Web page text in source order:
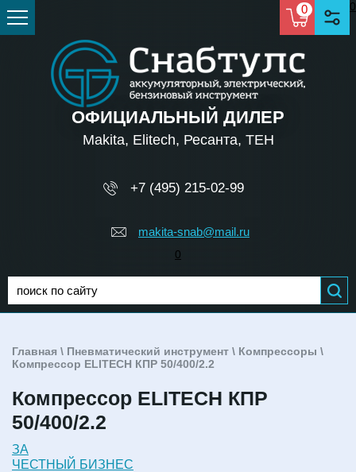
0 0
ОФИЦИАЛЬНЫЙ ДИЛЕР
Makita, Elitech, Ресанта, TEH
+7 (495) 215-02-99
makita-snab@mail.ru
0
Главная \ Пневматический инструмент \ Компрессоры \
Компрессор ELITECH КПР 50/400/2.2
Компрессор ELITECH КПР
50/400/2.2
ЗА
ЧЕСТНЫЙ БИЗНЕС